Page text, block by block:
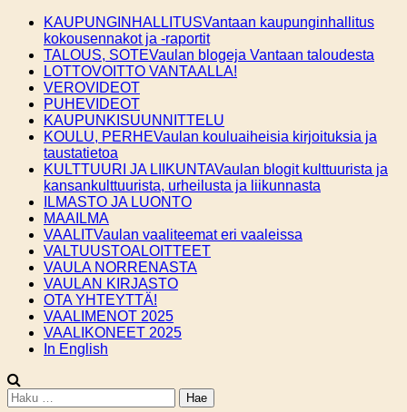
Skip
content
KAUPUNGINHALLITUSVantaan kaupunginhallitus
kokousennakot ja -raportit
TALOUS, SOTEVaulan blogeja Vantaan taloudesta
LOTTOVOITTO VANTAALLA!
VEROVIDEOT
PUHEVIDEOT
KAUPUNKISUUNNITTELU
KOULU, PERHEVaulan kouluaiheisia kirjoituksia ja
taustatietoa
KULTTUURI JA LIIKUNTAVaulan blogit kulttuurista ja
kansankulttuurista, urheilusta ja liikunnasta
ILMASTO JA LUONTO
MAAILMA
VAALITVaulan vaaliteemat eri vaaleissa
VALTUUSTOALOITTEET
VAULA NORRENASTA
VAULAN KIRJASTO
OTA YHTEYTTÄ!
VAALIMENOT 2025
VAALIKONEET 2025
In English
Haku: